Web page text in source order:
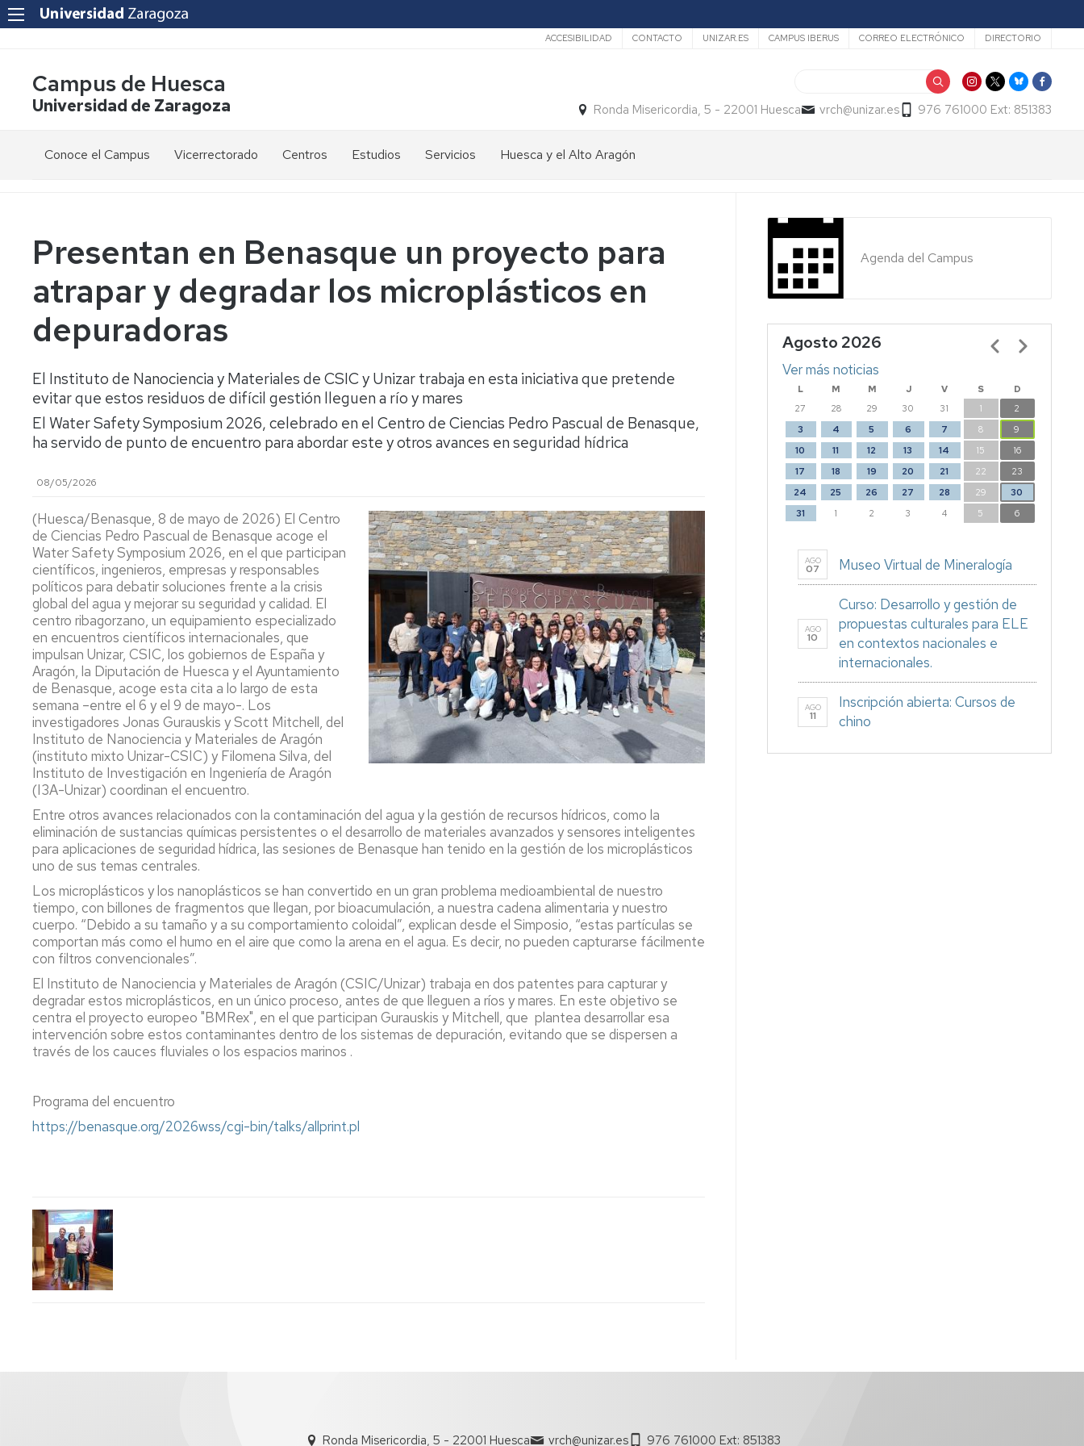
Secundario
ACCESIBILIDAD CONTACTO UNIZAR.ES CAMPUS IBERUS CORREO ELECTRÓNICO DIRECTORIO
Campus de Huesca
Universidad de Zaragoza Ronda Misericordia, 5 - 22001 Huesca vrch@unizar.es 976 761000 Ext: 851383
Conoce el Campus
Vicerrectora
de
Gobierno
Dónde
estamos
Imágenes
Documentos
referencia/Normativa
Get
know
us
Vicerrectorado
el
Lenguas
Cursos
Español
Extranjera
Universidad
de
la
Campus
de
Huesca
Servicios
Secretaría
Vicerrectorado
Servicio
de
Orientación
y
Empleo
Comunicación
e
Imagen
Culturales
Comunicación
e
imagen
Actividades
e
instalaciones
deportivas
Informática
y
comunicaciones
Servicio
de
Mantenimiento
Conserjería
y
correo
interno
Unizar
Otros
servicios
en
el
Campus
Calidad
Centros Estudios
Estudios
de
postgrado
Servicios Huesca y el Alto Aragón
de
Transporte
Turismo
En
Alto
Espacios
naturales
Cultura
Servicios
Presentan en Benasque un proyecto para
atrapar y degradar los microplásticos en
depuradoras
El Instituto de Nanociencia y Materiales de CSIC y Unizar trabaja en esta iniciativa que pretende
evitar que estos residuos de difícil gestión lleguen a río y mares
El Water Safety Symposium 2026, celebrado en el Centro de Ciencias Pedro Pascual de Benasque,
ha servido de punto de encuentro para abordar este y otros avances en seguridad hídrica
08/05/2026
(Huesca/Benasque, 8 de mayo de 2026) El Centro
de Ciencias Pedro Pascual de Benasque acoge el
Water Safety Symposium 2026, en el que participan
científicos, ingenieros, empresas y responsables
políticos para debatir soluciones frente a la crisis
global del agua y mejorar su seguridad y calidad. El
centro ribagorzano, un equipamiento especializado
en encuentros científicos internacionales, que
impulsan Unizar, CSIC, los gobiernos de España y
Aragón, la Diputación de Huesca y el Ayuntamiento
de Benasque, acoge esta cita a lo largo de esta
semana –entre el 6 y el 9 de mayo-. Los
investigadores Jonas Gurauskis y Scott Mitchell, del
Instituto de Nanociencia y Materiales de Aragón
(instituto mixto Unizar-CSIC) y Filomena Silva, del
Instituto de Investigación en Ingeniería de Aragón
(I3A-Unizar) coordinan el encuentro.
Entre otros avances relacionados con la contaminación del agua y la gestión de recursos hídricos, como la
eliminación de sustancias químicas persistentes o el desarrollo de materiales avanzados y sensores inteligentes
para aplicaciones de seguridad hídrica, las sesiones de Benasque han tenido en la gestión de los microplásticos
uno de sus temas centrales.
Los microplásticos y los nanoplásticos se han convertido en un gran problema medioambiental de nuestro
tiempo, con billones de fragmentos que llegan, por bioacumulación, a nuestra cadena alimentaria y nuestro
cuerpo. “Debido a su tamaño y a su comportamiento coloidal”, explican desde el Simposio, “estas partículas se
comportan más como el humo en el aire que como la arena en el agua. Es decir, no pueden capturarse fácilmente
con filtros convencionales”.
El Instituto de Nanociencia y Materiales de Aragón (CSIC/Unizar) trabaja en dos patentes para capturar y
degradar estos microplásticos, en un único proceso, antes de que lleguen a ríos y mares. En este objetivo se
centra el proyecto europeo "BMRex", en el que participan Gurauskis y Mitchell, que plantea desarrollar esa
intervención sobre estos contaminantes dentro de los sistemas de depuración, evitando que se dispersen a
través de los cauces fluviales o los espacios marinos .
Programa del encuentro
https://benasque.org/2026wss/cgi-bin/talks/allprint.pl
Agenda del Campus
Agosto 2026
L M M J V S
D
27
28 29 30 31 1
2
3
4 5 6 7 8
9
10
11 12 13 14 15
16
17
18 19 20 21 22
23
24
25 26 27 28 29
30
31
1 2 3 4 5 6
Paginación
Ver más noticias
AGO
07 Museo Virtual de Mineralogía
AGO
10
Curso: Desarrollo y gestión de
propuestas culturales para ELE
en contextos nacionales e
internacionales.
AGO
11
Inscripción abierta: Cursos de
chino
Ronda Misericordia, 5 - 22001 Huesca vrch@unizar.es 976 761000 Ext: 851383